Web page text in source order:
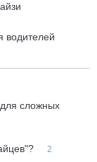
водителей
сложных
2